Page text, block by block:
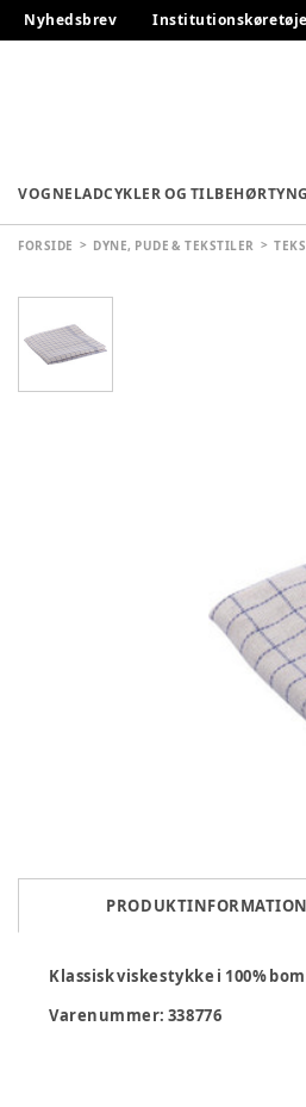
Nyhedsbrev
VOGNELADCYKLER OG TILBEHØR
FORSIDE DYNE, PUDE & TEKSTILER
PRODUKTINFORMATION
Klassisk viskestykke i 100%
Varenummer: 338776